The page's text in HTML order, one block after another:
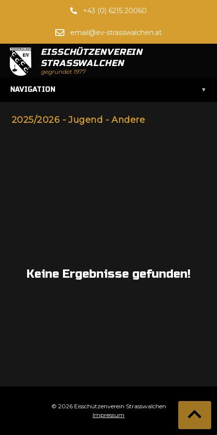
+43 (0) 6215 20060
email@ev-strasswalchen.at
EISSCHÜTZENVEREIN
STRASSWALCHEN
gegründet 1977
NAVIGATION ▾
2025/2026 - Jugend - Andere
Keine Ergebnisse gefunden!
© 2026 Eisschützenverein Strasswalchen
Impressum